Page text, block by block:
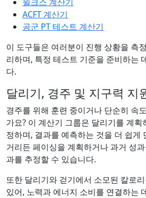
ACFT 계산기
공군 PT 테스트 계산기
이 도구들은 여러분이 진행 상황을 측
리하며, 특정 테스트 기준을 준비하는
다.
달리기, 경주 및 지구력 지
경주를 위해 훈련 중이거나 단순히 속
가요? 이 계산기 그룹은 달리기를 계획
정하며, 결과를 예측하는 것을 더 쉽게
거리든 페이싱을 계획하거나 과거 성
과를 추정할 수 있습니다.
또한 달리기와 걷기에서 소모된 칼로
있어, 노력과 에너지 소비를 연결하는